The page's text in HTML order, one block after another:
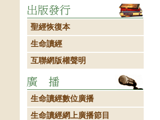
聖經恢復本
生命讀經
互聯網版權聲明
生命讀經數位廣播
生命讀經網上廣播節目